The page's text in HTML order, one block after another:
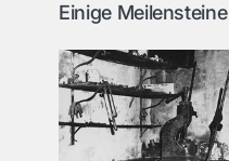
Einige Meilensteine